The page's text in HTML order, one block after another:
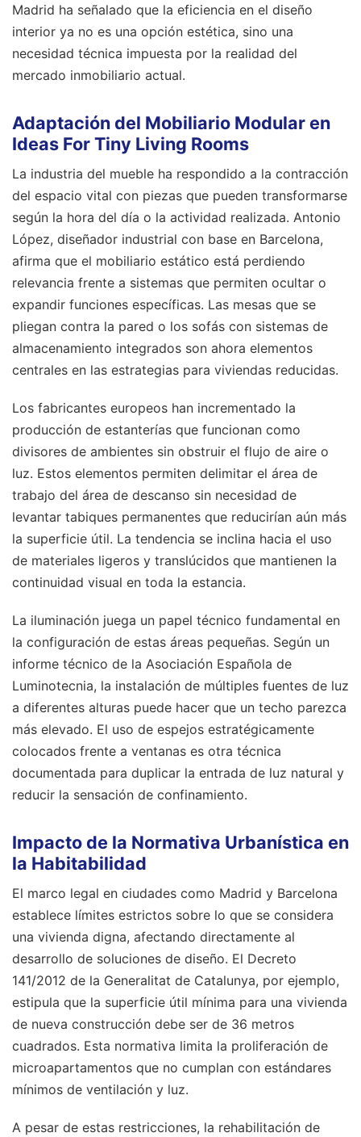
Madrid ha señalado que la eficiencia en el diseño
interior ya no es una opción estética, sino una
necesidad técnica impuesta por la realidad del
mercado inmobiliario actual.
Adaptación del Mobiliario Modular en
Ideas For Tiny Living Rooms
La industria del mueble ha respondido a la contracción
del espacio vital con piezas que pueden transformarse
según la hora del día o la actividad realizada. Antonio
López, diseñador industrial con base en Barcelona,
afirma que el mobiliario estático está perdiendo
relevancia frente a sistemas que permiten ocultar o
expandir funciones específicas. Las mesas que se
pliegan contra la pared o los sofás con sistemas de
almacenamiento integrados son ahora elementos
centrales en las estrategias para viviendas reducidas.
Los fabricantes europeos han incrementado la
producción de estanterías que funcionan como
divisores de ambientes sin obstruir el flujo de aire o
luz. Estos elementos permiten delimitar el área de
trabajo del área de descanso sin necesidad de
levantar tabiques permanentes que reducirían aún más
la superficie útil. La tendencia se inclina hacia el uso
de materiales ligeros y translúcidos que mantienen la
continuidad visual en toda la estancia.
La iluminación juega un papel técnico fundamental en
la configuración de estas áreas pequeñas. Según un
informe técnico de la Asociación Española de
Luminotecnia, la instalación de múltiples fuentes de luz
a diferentes alturas puede hacer que un techo parezca
más elevado. El uso de espejos estratégicamente
colocados frente a ventanas es otra técnica
documentada para duplicar la entrada de luz natural y
reducir la sensación de confinamiento.
Impacto de la Normativa Urbanística en
la Habitabilidad
El marco legal en ciudades como Madrid y Barcelona
establece límites estrictos sobre lo que se considera
una vivienda digna, afectando directamente al
desarrollo de soluciones de diseño. El Decreto
141/2012 de la Generalitat de Catalunya, por ejemplo,
estipula que la superficie útil mínima para una vivienda
de nueva construcción debe ser de 36 metros
cuadrados. Esta normativa limita la proliferación de
microapartamentos que no cumplan con estándares
mínimos de ventilación y luz.
A pesar de estas restricciones, la rehabilitación de